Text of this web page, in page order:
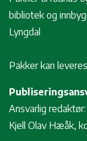
bibliotek og
Lyngdal
Pakker kan
Ansvarlig redaktør:
Kjell Olav Hæåk,